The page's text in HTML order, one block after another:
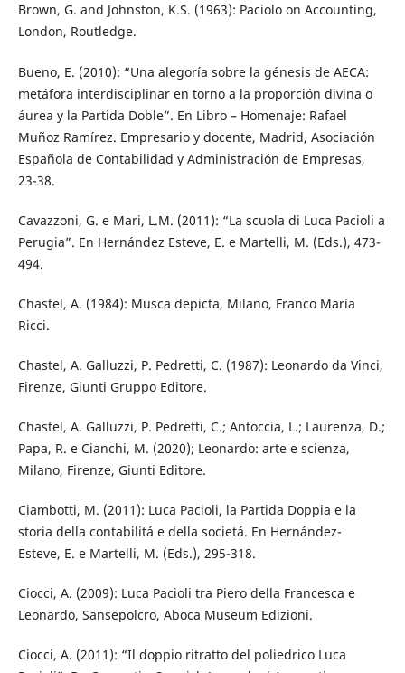
Brown, G. and Johnston, K.S. (1963): Paciolo on Accounting,
London, Routledge.
Bueno, E. (2010): “Una alegoría sobre la génesis de AECA:
metáfora interdisciplinar en torno a la proporción divina o
áurea y la Partida Doble”. En Libro – Homenaje: Rafael
Muñoz Ramírez. Empresario y docente, Madrid, Asociación
Española de Contabilidad y Administración de Empresas,
23-38.
Cavazzoni, G. e Mari, L.M. (2011): “La scuola di Luca Pacioli a
Perugia”. En Hernández Esteve, E. e Martelli, M. (Eds.), 473-
494.
Chastel, A. (1984): Musca depicta, Milano, Franco María
Ricci.
Chastel, A. Galluzzi, P. Pedretti, C. (1987): Leonardo da Vinci,
Firenze, Giunti Gruppo Editore.
Chastel, A. Galluzzi, P. Pedretti, C.; Antoccia, L.; Laurenza, D.;
Papa, R. e Cianchi, M. (2020); Leonardo: arte e scienza,
Milano, Firenze, Giunti Editore.
Ciambotti, M. (2011): Luca Pacioli, la Partida Doppia e la
storia della contabilitá e della societá. En Hernández-
Esteve, E. e Martelli, M. (Eds.), 295-318.
Ciocci, A. (2009): Luca Pacioli tra Piero della Francesca e
Leonardo, Sansepolcro, Aboca Museum Edizioni.
Ciocci, A. (2011): “Il doppio ritratto del poliedrico Luca